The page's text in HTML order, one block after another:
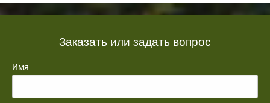
Заказать или задать вопрос
Имя